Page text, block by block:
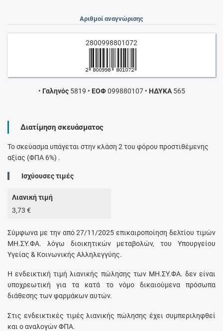
Αριθμοί αναγνώρισης
2800998801072
• Γαληνός5819 • ΕΟΦ099880107 • ΗΔΥΚΑ565
Διατίμηση σκευάσματος
Το σκεύασμα υπάγεται στην κλάση 2 του φόρου προστιθέμενης
αξίας (ΦΠΑ 6%) .
Ισχύουσες τιμές
Λιανική τιμή
3,73 €
Σύμφωνα με την από 27/11/2025 επικαιροποίηση δελτίου τιμών
ΜΗ.ΣΥ.ΦΑ. λόγω διοικητικών μεταβολών, του Υπουργείου
Υγείας & Κοινωνικής Αλληλεγγύης.
H ενδεικτική τιμή λιανικής πώλησης των ΜΗ.ΣΥ.ΦΑ. δεν είναι
υποχρεωτική για τα κατά το νόμο δικαιούμενα πρόσωπα
διάθεσης των φαρμάκων αυτών.
Στις ενδεικτικές τιμές λιανικής πώλησης έχει συμπεριληφθεί
και ο αναλογών ΦΠΑ.